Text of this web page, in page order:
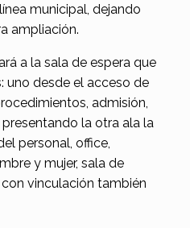
municipal, dejando
ampliación.
a la sala de espera que
uno desde el acceso de
admisión,
la otra ala la
personal, office,
y mujer, sala de
vinculación también